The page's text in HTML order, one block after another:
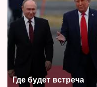
Где будет встреча